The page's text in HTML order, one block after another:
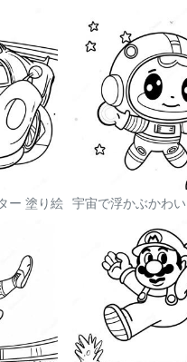
ー 塗り絵